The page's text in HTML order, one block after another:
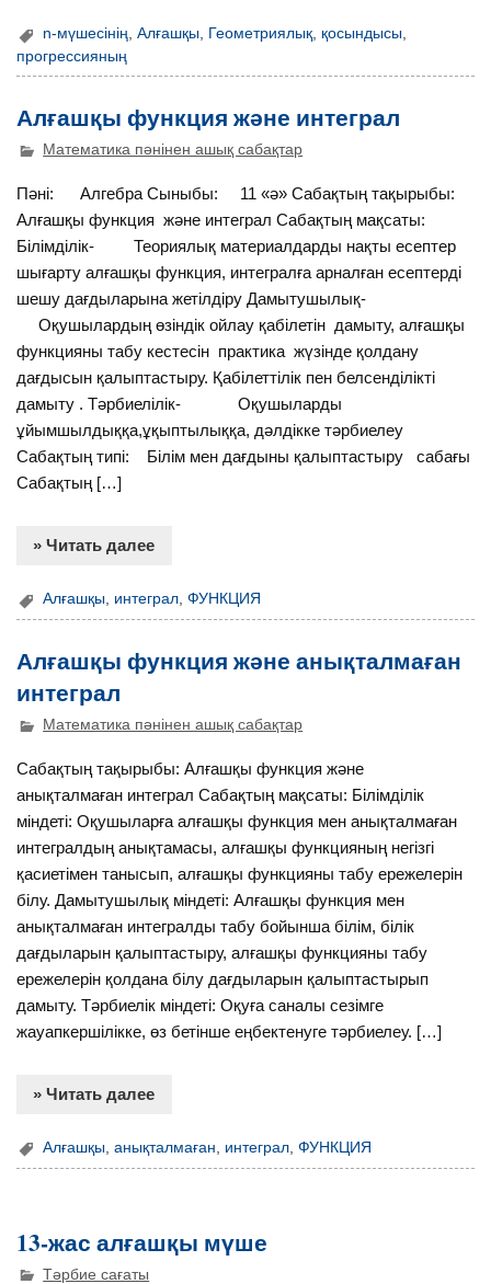
n-мүшесінің,Алғашқы, Геометриялық, қосындысы,
прогрессияның
Алғашқы функция және интеграл
Математика пәнінен ашық сабақтар
Пәні: Алгебра Сыныбы: 11 «ә» Сабақтың тақырыбы:
Алғашқы функция және интеграл Сабақтың мақсаты:
Білімділік- Теориялық материалдарды нақты есептер
шығарту алғашқы функция, интегралға арналған есептерді
шешу дағдыларына жетілдіру Дамытушылық-
Оқушылардың өзіндік ойлау қабілетін дамыту, алғашқы
функцияны табу кестесін практика жүзінде қолдану
дағдысын қалыптастыру. Қабілеттілік пен белсенділікті
дамыту . Тәрбиелілік- Оқушыларды
ұйымшылдыққа,ұқыптылыққа, дәлдікке тәрбиелеу
Сабақтың типі: Білім мен дағдыны қалыптастыру сабағы
Сабақтың […]
» Читать далее
Алғашқы, интеграл,ФУНКЦИЯ
Алғашқы функция және анықталмаған
интеграл
Математика пәнінен ашық сабақтар
Сабақтың тақырыбы: Алғашқы функция және
анықталмаған интеграл Сабақтың мақсаты: Білімділік
міндеті: Оқушыларға алғашқы функция мен анықталмаған
интегралдың анықтамасы, алғашқы функцияның негізгі
қасиетімен танысып, алғашқы функцияны табу ережелерін
білу. Дамытушылық міндеті: Алғашқы функция мен
анықталмаған интегралды табу бойынша білім, білік
дағдыларын қалыптастыру, алғашқы функцияны табу
ережелерін қолдана білу дағдыларын қалыптастырып
дамыту. Тәрбиелік міндеті: Оқуға саналы сезімге
жауапкершілікке, өз бетінше еңбектенуге тәрбиелеу. […]
» Читать далее
Алғашқы,анықталмаған, интеграл,ФУНКЦИЯ
13-жас алғашқы мүше
Тәрбие сағаты